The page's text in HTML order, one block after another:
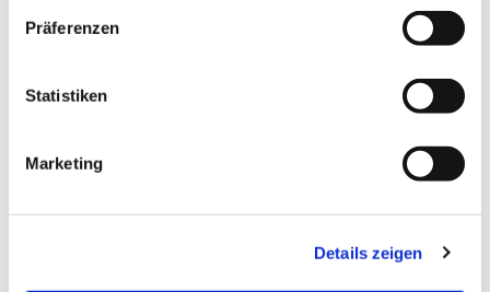
Präferenzen
Statistiken
Marketing
Details zeigen
Und Erwachsene?
Gelegentlich möchten auch Erwachsene konfirmiert